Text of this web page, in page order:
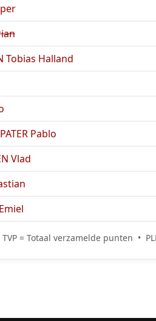
Tobias Halland
Pablo
Vlad
= Totaal verzamelde punten •